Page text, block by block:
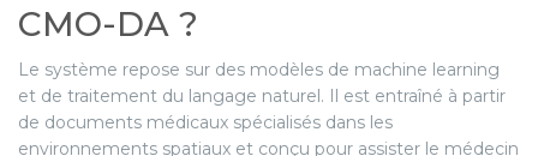
CMO-DA ?
Le système repose sur des modèles de machine learning
et de traitement du langage naturel. Il est entraîné à partir
de documents médicaux spécialisés dans les
environnements spatiaux et conçu pour assister le médecin